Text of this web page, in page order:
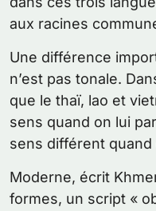
aux racines
Une différence
n’est pas tonale.
que le thaï, lao et
sens quand on lui
sens différent quand
Moderne, écrit
formes, un script «